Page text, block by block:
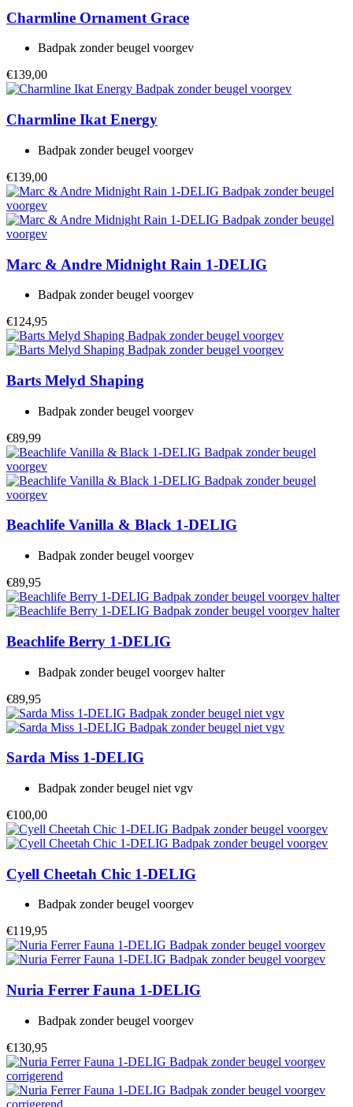
Charmline Ornament Grace
Badpak zonder beugel voorgev
€139,00
Charmline Ikat Energy
Badpak zonder beugel voorgev
€139,00
Marc & Andre Midnight Rain 1-DELIG
Badpak zonder beugel voorgev
€124,95
Barts Melyd Shaping
Badpak zonder beugel voorgev
€89,99
Beachlife Vanilla & Black 1-DELIG
Badpak zonder beugel voorgev
€89,95
Beachlife Berry 1-DELIG
Badpak zonder beugel voorgev halter
€89,95
Sarda Miss 1-DELIG
Badpak zonder beugel niet vgv
€100,00
Cyell Cheetah Chic 1-DELIG
Badpak zonder beugel voorgev
€119,95
Nuria Ferrer Fauna 1-DELIG
Badpak zonder beugel voorgev
€130,95